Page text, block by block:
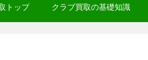
トップ クラブ買取の基礎知識